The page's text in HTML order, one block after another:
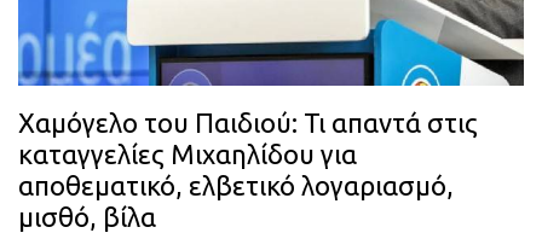
Χαμόγελο του Παιδιού: Τι απαντά στις
καταγγελίες Μιχαηλίδου για
αποθεματικό, ελβετικό λογαριασμό,
μισθό, βίλα